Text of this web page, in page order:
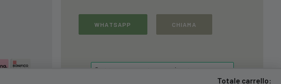
WHATSAPP CHIAMA
Totale carrello: